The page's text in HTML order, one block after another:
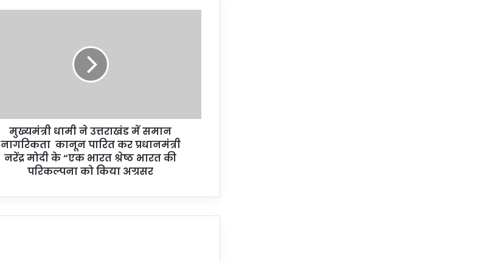
मुख्यमंत्री धामी ने उत्तराखंड में समान
नागरिकता कानून पारित कर प्रधानमंत्री
नरेंद्र मोदी के “एक भारत श्रेष्ठ भारत की
परिकल्पना को किया अग्रसर